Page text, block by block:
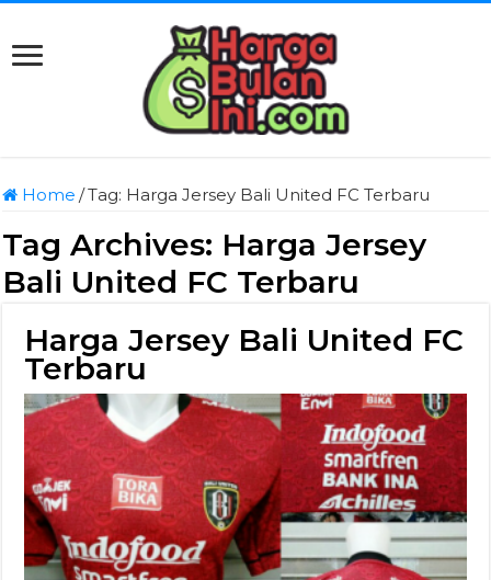
Home /Tag: Harga Jersey Bali United FC Terbaru
Tag Archives: Harga Jersey
Bali United FC Terbaru
Harga Jersey Bali United FC
Terbaru